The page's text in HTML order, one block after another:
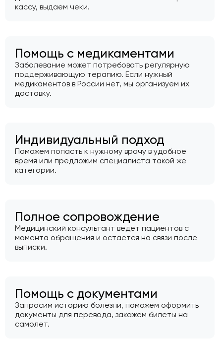
кассу, выдаем чеки.
Помощь с медикаментами
Заболевание может потребовать регулярную
поддерживающую терапию. Если нужный
медикаментов в России нет, мы организуем их
доставку.
Индивидуальный подход
Поможем попасть к нужному врачу в удобное
время или предложим специалиста такой же
категории.
Полное сопровождение
Медицинский консультант ведет пациентов с
момента обращения и остается на связи после
выписки.
Помощь с документами
Запросим историю болезни, поможем оформить
документы для перевода, закажем билеты на
самолет.